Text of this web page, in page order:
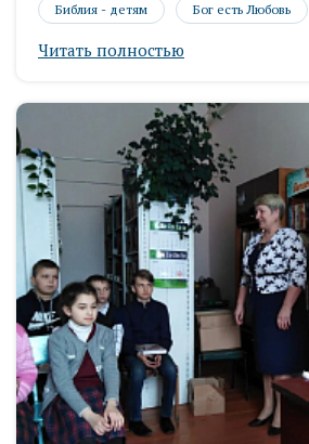
Библия - детям Бог есть Любовь
Читать полностью